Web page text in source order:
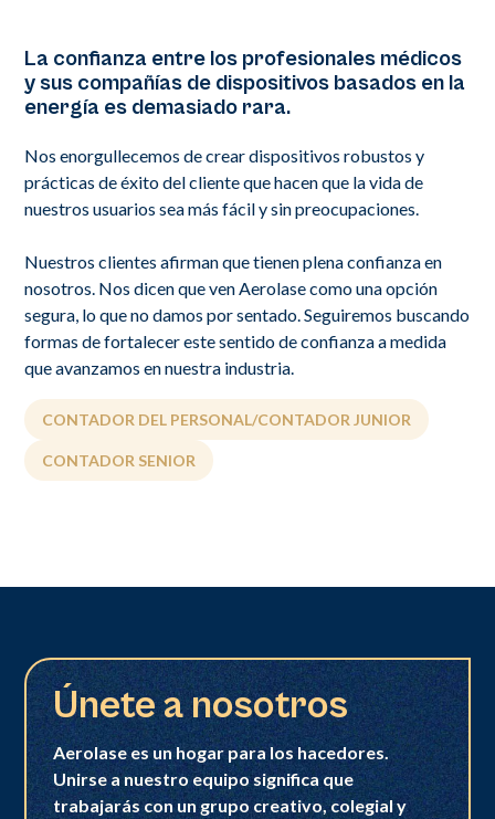
La confianza entre los profesionales médicos
y sus compañías de dispositivos basados en la
energía es demasiado rara.
Nos enorgullecemos de crear dispositivos robustos y
prácticas de éxito del cliente que hacen que la vida de
nuestros usuarios sea más fácil y sin preocupaciones.
Nuestros clientes afirman que tienen plena confianza en
nosotros. Nos dicen que ven Aerolase como una opción
segura, lo que no damos por sentado. Seguiremos buscando
formas de fortalecer este sentido de confianza a medida
que avanzamos en nuestra industria.
CONTADOR DEL PERSONAL/CONTADOR JUNIOR
CONTADOR SENIOR
Únete a nosotros
Aerolase es un hogar para los hacedores.
Unirse a nuestro equipo significa que
trabajarás con un grupo creativo, colegial y